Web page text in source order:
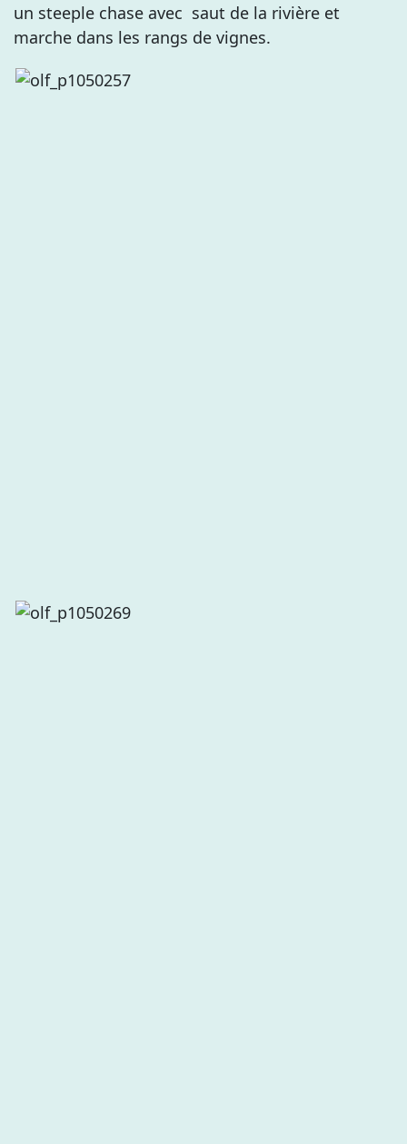
un steeple chase avec saut de la rivière et
marche dans les rangs de vignes.